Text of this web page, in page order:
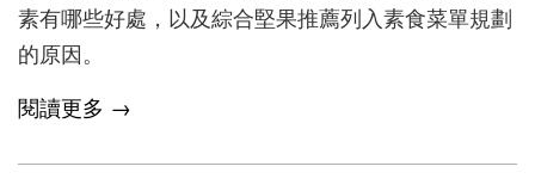
素有哪些好處，以及綜合堅果推薦列入素食菜單規劃
的原因。
閱讀更多 →